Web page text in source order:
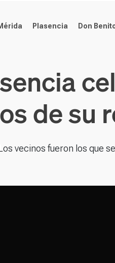
Plasencia Don
de su
vecinos fueron los que